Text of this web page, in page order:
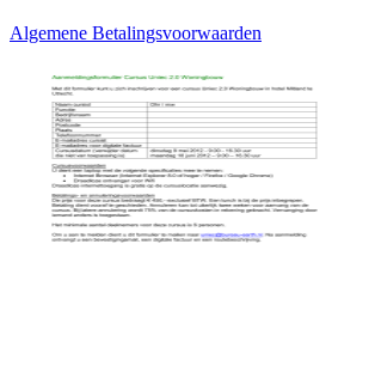
Algemene Betalingsvoorwaarden